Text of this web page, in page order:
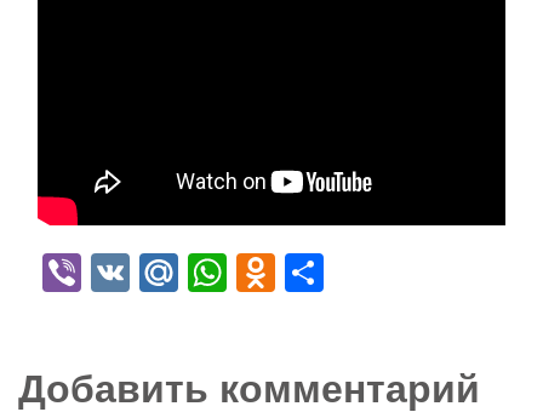
Viber
VK Mail.Ru
WhatsApp
Odnoklassniki
Добавить комментарий